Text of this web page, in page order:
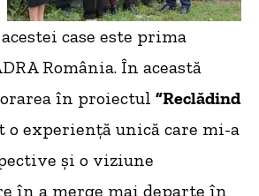
case este prima
România. În această
în proiectul ”Reclădind
o experiență unică care mi-a
și o viziune
în a merge mai departe în